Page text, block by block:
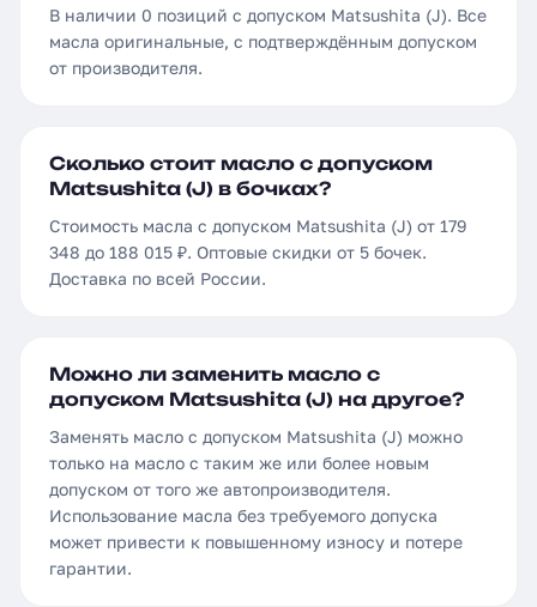
В наличии 0 позиций с допуском Matsushita (J). Все
масла оригинальные, с подтверждённым допуском
от производителя.
Сколько стоит масло с допуском
Matsushita (J) в бочках?
Стоимость масла с допуском Matsushita (J) от 179
348 до 188 015 ₽. Оптовые скидки от 5 бочек.
Доставка по всей России.
Можно ли заменить масло с
допуском Matsushita (J) на другое?
Заменять масло с допуском Matsushita (J) можно
только на масло с таким же или более новым
допуском от того же автопроизводителя.
Использование масла без требуемого допуска
может привести к повышенному износу и потере
гарантии.